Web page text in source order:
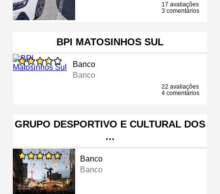
17 avaliações
3 comentários
BPI MATOSINHOS SUL
Banco
Banco
22 avaliações
4 comentários
GRUPO DESPORTIVO E CULTURAL DOS
…
Banco
Banco